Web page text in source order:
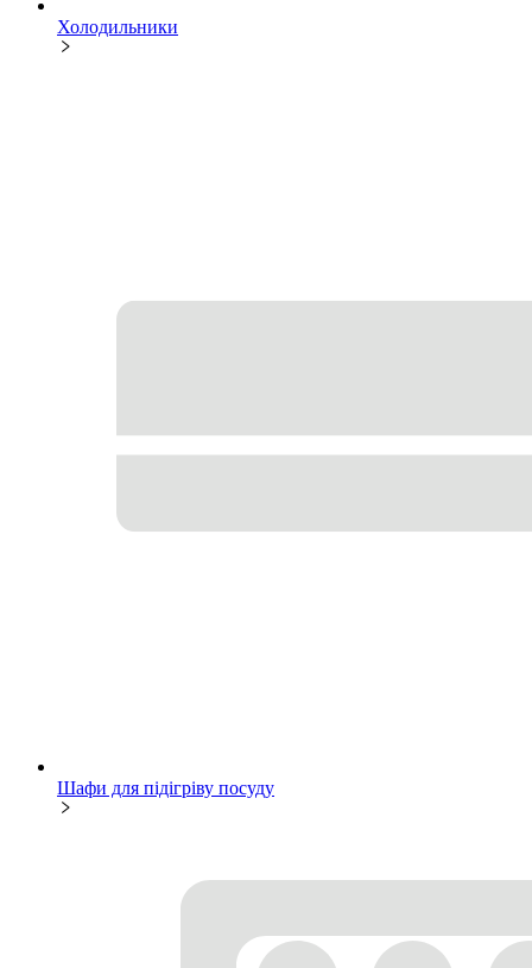
Холодильники
Шафи для підігріву посуду